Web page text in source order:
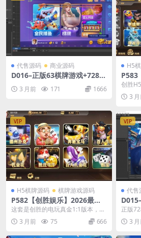
代售源码 商业源码
D016–正版63棋牌游戏+728游
3 月前 171 1666
H5
P583
版】
创胜
程 创
的那些
3
VIP
H5棋牌源码 棋牌游戏源码
P582【创胜娱乐】2026最新
整理H5真金1：1玩法带三十
几个子游戏全套数据/服务器打
包版
这套是创胜的电玩真金1:1版本，全
新开发包括 后台 服务端，数据库都
完全改版，在...
3 月前 75 666
VIP
代售
+源
正版
戏全
+后台
3